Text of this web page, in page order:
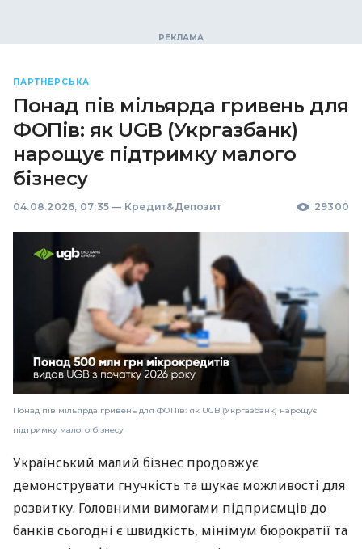
ПАРТНЕРСЬКА
Понад пів мільярда гривень для
ФОПів: як UGB (Укргазбанк)
нарощує підтримку малого
бізнесу
04.08.2026, 07:35 — Кредит&Депозит 29300
Понад пів мільярда гривень для ФОПів: як UGB (Укргазбанк) нарощує
підтримку малого бізнесу
Український малий бізнес продовжує
демонструвати гнучкість та шукає можливості для
розвитку. Головними вимогами підприємців до
банків сьогодні є швидкість, мінімум бюрократії та